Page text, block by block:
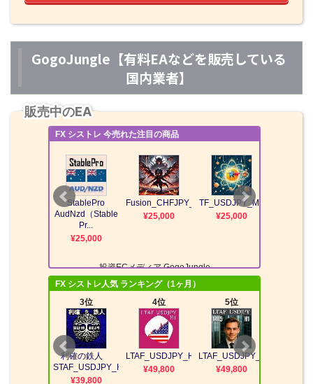
GogoJungle【有料EAなどを販売している
国内業者】
販売中のEA